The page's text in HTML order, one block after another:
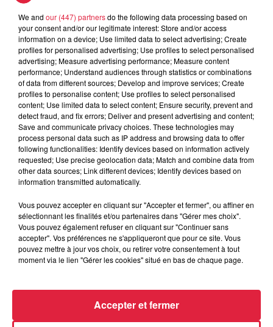
Des astreintes périodique sont à prévoir.
Postulez à l'offre : Technicien Dépanneur
Frigoriste Froid Commercial
Votre nom *
We and our (447) partnersdo the following data processing based on
your consent and/or our legitimate interest: Store and/or access
information on a device; Use limited data to select advertising; Create
profiles for personalised advertising; Use profiles to select personalised
advertising; Measure advertising performance; Measure content
performance; Understand audiences through statistics or combinations
of data from different sources; Develop and improve services; Create
profiles to personalise content; Use profiles to select personalised
content; Use limited data to select content; Ensure security, prevent and
detect fraud, and fix errors; Deliver and present advertising and content;
Save and communicate privacy choices. These technologies may
process personal data such as IP address and browsing data to offer
following functionalities: Identify devices based on information actively
requested; Use precise geolocation data; Match and combine data from
other data sources; Link different devices; Identify devices based on
information transmitted automatically.
Vous pouvez accepter en cliquant sur "Accepter et fermer", ou affiner en
sélectionnant les finalités et/ou partenaires dans "Gérer mes choix".
Vous pouvez également refuser en cliquant sur "Continuer sans
accepter". Vos préférences ne s'appliqueront que pour ce site. Vous
pouvez mettre à jour vos choix, ou retirer votre consentement à tout
moment via le lien "Gérer les cookies" situé en bas de chaque page.
Accepter et fermer